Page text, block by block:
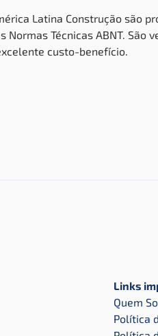
Latina Construção são
Técnicas ABNT. São
custo-benefício.
Links
Quem
Política